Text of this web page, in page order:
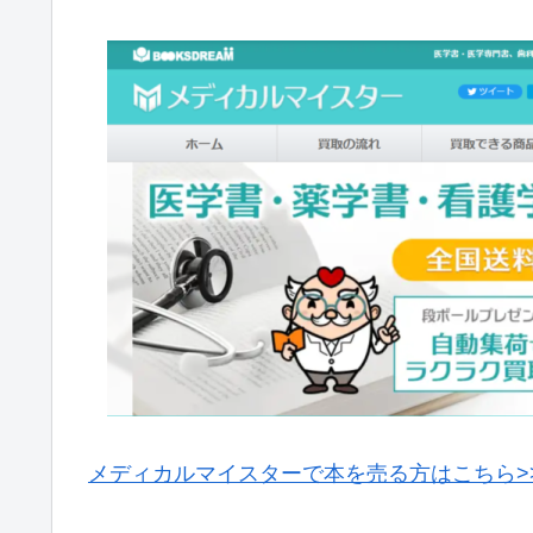
メディカルマイスターで本を売る方はこちら